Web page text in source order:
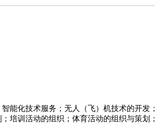
能化技术服务；无人（飞）机技术的开发；
培训活动的组织；体育活动的组织与策划；